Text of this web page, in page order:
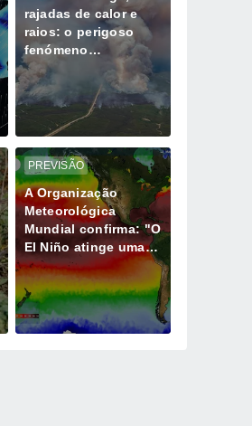
rajadas de calor e
raios: o perigoso
fenómeno
meteorológico
gerado por mega-
incêndios
PREVISÃO
A Organização
Meteorológica
Mundial confirma: "O
El Niño atinge uma
intensidade sem
precedentes desde
há vários anos"